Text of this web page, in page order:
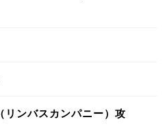
ンバスカンパニー）攻